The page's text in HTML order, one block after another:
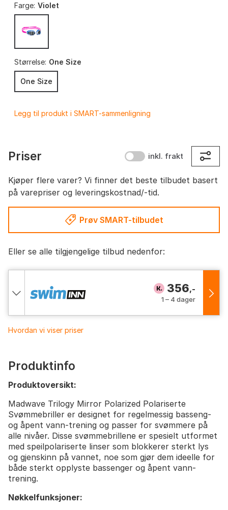
Farge: Violet
Størrelse: One Size
One Size
Legg til produkt i SMART-sammenligning
Priser inkl. frakt
Kjøper flere varer? Vi finner det beste tilbudet basert
på varepriser og leveringskostnad/-tid.
Prøv SMART-tilbudet
Eller se alle tilgjengelige tilbud nedenfor:
356,-
1 – 4 dager
Hvordan vi viser priser
Produktinfo
Produktoversikt:
Madwave Trilogy Mirror Polarized Polariserte
Svømmebriller er designet for regelmessig basseng-
og åpent vann-trening og passer for svømmere på
alle nivåer. Disse svømmebrillene er spesielt utformet
med speilpolariserte linser som blokkerer sterkt lys
og gjenskinn på vannet, noe som gjør dem ideelle for
både sterkt opplyste bassenger og åpent vann-
trening.
Nøkkelfunksjoner: